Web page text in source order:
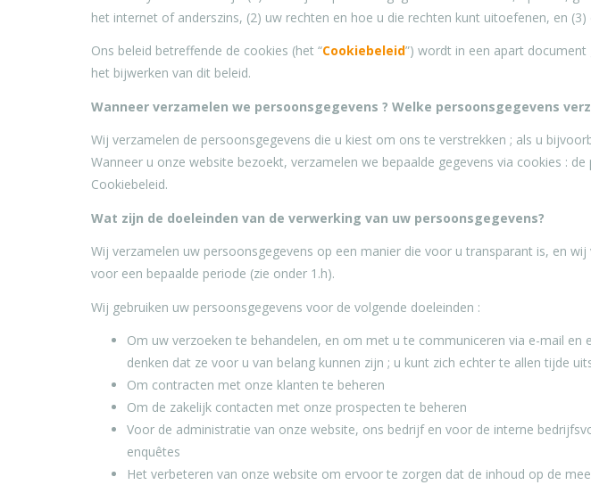
het internet of anderszins, (2) uw rechten en hoe u die rechten kunt uitoefenen, en
Ons beleid betreffende de cookies (het “Cookiebeleid”) wordt in een apart
het bijwerken van dit beleid.
Wanneer verzamelen we persoonsgegevens ? Welke persoonsgegevens
Wij verzamelen de persoonsgegevens die u kiest om ons te verstrekken ; als u
Wanneer u onze website bezoekt, verzamelen we bepaalde gegevens via cookies :
Cookiebeleid.
Wat zijn de doeleinden van de verwerking van uw persoonsgegevens?
Wij verzamelen uw persoonsgegevens op een manier die voor u transparant is, en
voor een bepaalde periode (zie onder 1.h).
Wij gebruiken uw persoonsgegevens voor de volgende doeleinden :
Om uw verzoeken te behandelen, en om met u te communiceren via e-mail
denken dat ze voor u van belang kunnen zijn ; u kunt zich echter te allen tijde
Om contracten met onze klanten te beheren
Om de zakelijk contacten met onze prospecten te beheren
Voor de administratie van onze website, ons bedrijf en voor de interne
enquêtes
Het verbeteren van onze website om ervoor te zorgen dat de inhoud op de